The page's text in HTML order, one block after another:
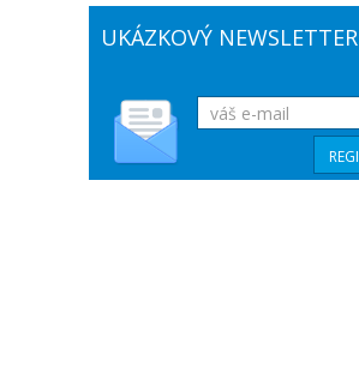
UKÁZKOVÝ NEWSLETTER